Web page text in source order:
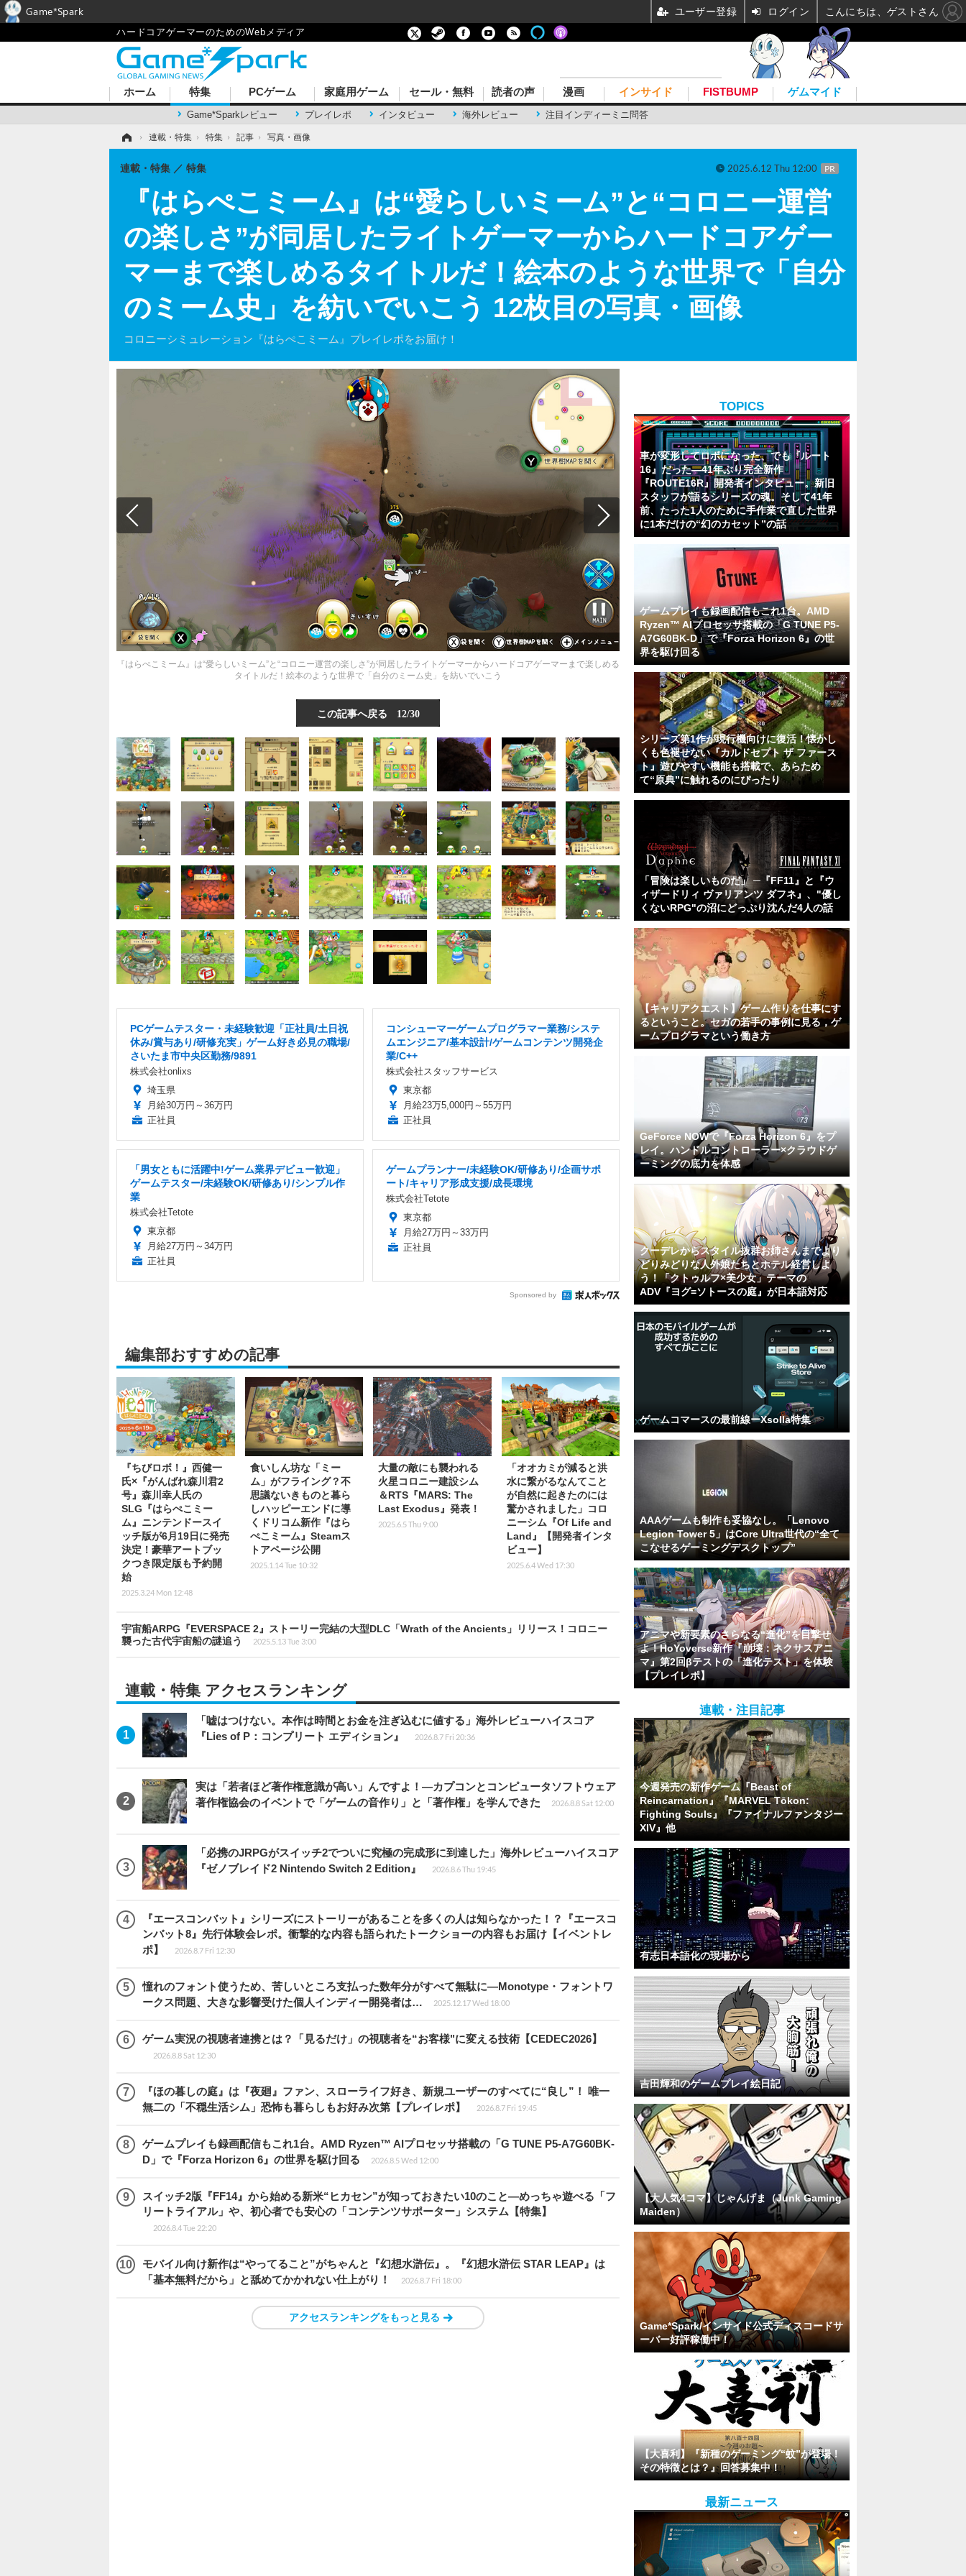
ハードコアゲーマーのためのWebメディア
ホーム 特集
Game*Sparkレビュー プレイレポ インタビュー 海外レビュー 注目インディーミニ問答
PCゲーム 家庭用ゲーム セール・無料 読者の声 漫画 インサイド FISTBUMP ゲムマイド
› 連載・特集 › 特集 › 記事 › 写真・画像
『はらぺこミーム』は“愛らしいミーム”と“コロニー運営
の楽しさ”が同居したライトゲーマーからハードコアゲー
マーまで楽しめるタイトルだ！絵本のような世界で「自分
のミーム史」を紡いでいこう 12枚目の写真・画像
コロニーシミュレーション『はらぺこミーム』プレイレポをお届け！
連載・特集 特集 2025.6.12 Thu 12:00 PR
『はらぺこミーム』は“愛らしいミーム”と“コロニー運営の楽しさ”が同居したライトゲーマーからハードコアゲーマーまで楽しめる
タイトルだ！絵本のような世界で「自分のミーム史」を紡いでいこう
この記事へ戻る 12/30
PCゲームテスター・未経験歓迎「正社員/土日祝
休み/賞与あり/研修充実」ゲーム好き必見の職場/
さいたま市中央区勤務/9891
株式会社onlixs
埼玉県
月給30万円～36万円
正社員
コンシューマーゲームプログラマー業務/システ
ムエンジニア/基本設計/ゲームコンテンツ開発企
業/C++
株式会社スタッフサービス
東京都
月給23万5,000円～55万円
正社員
「男女ともに活躍中!ゲーム業界デビュー歓迎」
ゲームテスター/未経験OK/研修あり/シンプル作
業
株式会社Tetote
東京都
月給27万円～34万円
正社員
ゲームプランナー/未経験OK/研修あり/企画サポ
ート/キャリア形成支援/成長環境
株式会社Tetote
東京都
月給27万円～33万円
正社員
Sponsored by
編集部おすすめの記事
『ちびロボ！』西健一
氏×『がんばれ森川君2
号』森川幸人氏の
SLG『はらぺこミー
ム』ニンテンドースイ
ッチ版が6月19日に発売
決定！豪華アートブッ
クつき限定版も予約開
始
2025.3.24 Mon 12:48
食いしん坊な「ミー
ム」がフライング？不
思議ないきものと暮ら
しハッピーエンドに導
くドリコム新作『はら
ぺこミーム』Steamス
トアページ公開
2025.1.14 Tue 10:32
大量の敵にも襲われる
火星コロニー建設シム
＆RTS『MARS: The
Last Exodus』発表！
2025.6.5 Thu 9:00
「オオカミが減ると洪
水に繋がるなんてこと
が自然に起きたのには
驚かされました」コロ
ニーシム『Of Life and
Land』【開発者インタ
ビュー】
2025.6.4 Wed 17:30
宇宙船ARPG『EVERSPACE 2』ストーリー完結の大型DLC「Wrath of the Ancients」リリース！コロニー
襲った古代宇宙船の謎追う
2025.5.13 Tue 3:00
連載・特集 アクセスランキング
「嘘はつけない。本作は時間とお金を注ぎ込むに値する」海外レビューハイスコア
『Lies of P：コンプリート エディション』
2026.8.7 Fri 20:36
実は「若者ほど著作権意識が高い」んですよ！―カプコンとコンピュータソフトウェア
著作権協会のイベントで「ゲームの音作り」と「著作権」を学んできた
2026.8.8 Sat 12:00
「必携のJRPGがスイッチ2でついに究極の完成形に到達した」海外レビューハイスコア
『ゼノブレイド2 Nintendo Switch 2 Edition』
2026.8.6 Thu 19:45
『エースコンバット』シリーズにストーリーがあることを多くの人は知らなかった！？『エースコ
ンバット8』先行体験会レポ。衝撃的な内容も語られたトークショーの内容もお届け【イベントレ
ポ】
2026.8.7 Fri 12:30
憧れのフォント使うため、苦しいところ支払った数年分がすべて無駄に―Monotype・フォントワ
ークス問題、大きな影響受けた個人インディー開発者は…
2025.12.17 Wed 18:00
ゲーム実況の視聴者連携とは？「見るだけ」の視聴者を“お客様"に変える技術【CEDEC2026】
2026.8.8 Sat 12:30
『ほの暮しの庭』は『夜廻』ファン、スローライフ好き、新規ユーザーのすべてに“良し”！ 唯一
無二の「不穏生活シム」恐怖も暮らしもお好み次第【プレイレポ】
2026.8.7 Fri 19:45
ゲームプレイも録画配信もこれ1台。AMD Ryzen™ AIプロセッサ搭載の「G TUNE P5-A7G60BK-
D」で『Forza Horizon 6』の世界を駆け回る
2026.8.5 Wed 12:00
スイッチ2版『FF14』から始める新米“ヒカセン”が知っておきたい10のこと―めっちゃ遊べる「フ
リートライアル」や、初心者でも安心の「コンテンツサポーター」システム【特集】
2026.8.4 Tue 22:20
モバイル向け新作は“やってること”がちゃんと『幻想水滸伝』。『幻想水滸伝 STAR LEAP』は
「基本無料だから」と舐めてかかれない仕上がり！
2026.8.7 Fri 18:00
アクセスランキングをもっと見る
TOPICS
車が変形してロボになった、でも『ルート
16』だった―41年ぶり完全新作
『ROUTE16R』開発者インタビュー。新旧
スタッフが語るシリーズの魂。そして41年
前、たった1人のために手作業で直した世界
に1本だけの“幻のカセット”の話
ゲームプレイも録画配信もこれ1台。AMD
Ryzen™ AIプロセッサ搭載の「G TUNE P5-
A7G60BK-D」で『Forza Horizon 6』の世
界を駆け回る
シリーズ第1作が現行機向けに復活！懐かし
くも色褪せない『カルドセプト ザ ファース
ト』遊びやすい機能も搭載で、あらため
て“原典”に触れるのにぴったり
「冒険は楽しいものだ」 ─『FF11』と『ウ
ィザードリィ ヴァリアンツ ダフネ』、"優し
くないRPG"の沼にどっぷり沈んだ4人の話
【キャリアクエスト】ゲーム作りを仕事にす
るということ。セガの若手の事例に見る，ゲ
ームプログラマという働き方
GeForce NOWで『Forza Horizon 6』をプ
レイ。ハンドルコントローラー×クラウドゲ
ーミングの底力を体感
クーデレからスタイル抜群お姉さんまでより
どりみどりな人外娘たちとホテル経営しよ
う！「クトゥルフ×美少女」テーマの
ADV『ヨグ=ソトースの庭』が日本語対応
ゲームコマースの最前線ーXsolla特集
AAAゲームも制作も妥協なし。「Lenovo
Legion Tower 5」はCore Ultra世代の“全て
こなせるゲーミングデスクトップ”
アニマや新要素のさらなる“進化”を目撃せ
よ！HoYoverse新作『崩壊：ネクサスアニ
マ』第2回βテストの「進化テスト」を体験
【プレイレポ】
連載・注目記事
今週発売の新作ゲーム『Beast of
Reincarnation』『MARVEL Tōkon:
Fighting Souls』『ファイナルファンタジー
XIV』他
有志日本語化の現場から
吉田輝和のゲームプレイ絵日記
【大人気4コマ】じゃんげま（Junk Gaming
Maiden）
Game*Spark/インサイド公式ディスコードサ
ーバー好評稼働中！
【大喜利】『新種のゲーミング“蚊”が登場！
その特徴とは？』回答募集中！
最新ニュース
Game*Spark ユーザー登録 ログイン こんにちは、ゲストさん